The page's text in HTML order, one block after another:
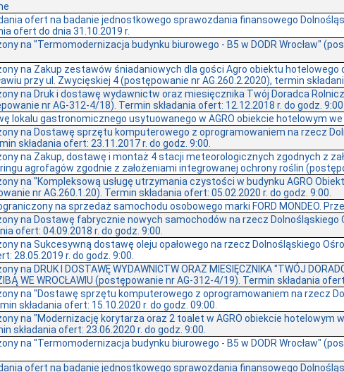
ofert na badanie jednostkowego sprawozdania finansowego
ofert do dnia 31.10.2019 r.
na "Termomodernizacja budynku biurowego - B5 w DODR Wrocław"
na Zakup zestawów śniadaniowych dla gości Agro obiektu
przy ul. Zwycięskiej 4 (postępowanie nr AG.260.2.2020), termin
na Druk i dostawę wydawnictw oraz miesięcznika Twój Doradca
nr AG-312-4/18). Termin składania ofert: 12.12.2018 r. do godz. 9:00.
lokalu gastronomicznego usytuowanego w AGRO obiekcie hotelowym we
na Dostawę sprzętu komputerowego z oprogramowaniem na rzecz
składania ofert: 23.11.2017 r. do godz. 9:00.
na Zakup, dostawę i montaż 4 stacji meteorologicznych zgodnych z
agrofagów zgodnie z założeniami integrowanej ochrony roślin
na "Kompleksową usługę utrzymania czystości w budynku AGRO
nr AG.260.1.20). Termin składania ofert: 05.02.2020 r. do godz. 9:00.
na sprzedaż samochodu osobowego marki FORD MONDEO.
na Dostawę fabrycznie nowych samochodów na rzecz Dolnośląskiego
ofert: 04.09.2018 r. do godz. 9:00.
na Sukcesywną dostawę oleju opałowego na rzecz Dolnośląskiego
28.05.2019 r. do godz. 9:00.
na DRUK I DOSTAWĘ WYDAWNICTW ORAZ MIESIĘCZNIKA "TWÓJ
WE WROCŁAWIU (postępowanie nr AG-312-4/19). Termin składania
na "Dostawę sprzętu komputerowego z oprogramowaniem na rzecz
składania ofert: 15.10.2020 r. do godz. 09:00.
na "Modernizację korytarza oraz 2 toalet w AGRO obiekcie hotelowym
składania ofert: 23.06.2020 r. do godz. 9:00.
na "Termomodernizacja budynku biurowego - B5 w DODR Wrocław"
ofert na badanie jednostkowego sprawozdania finansowego